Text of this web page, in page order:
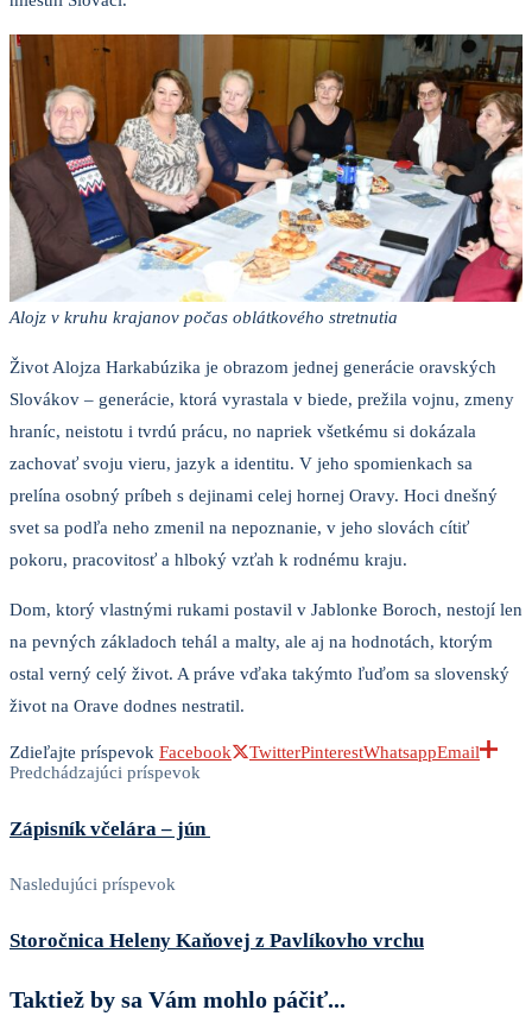
Alojz v kruhu krajanov počas oblátkového stretnutia
Život Alojza Harkabúzika je obrazom jednej generácie oravských
Slovákov – generácie, ktorá vyrastala v biede, prežila vojnu, zmeny
hraníc, neistotu i tvrdú prácu, no napriek všetkému si dokázala
zachovať svoju vieru, jazyk a identitu. V jeho spomienkach sa
prelína osobný príbeh s dejinami celej hornej Oravy. Hoci dnešný
svet sa podľa neho zmenil na nepoznanie, v jeho slovách cítiť
pokoru, pracovitosť a hlboký vzťah k rodnému kraju.
Dom, ktorý vlastnými rukami postavil v Jablonke Boroch, nestojí len
na pevných základoch tehál a malty, ale aj na hodnotách, ktorým
ostal verný celý život. A práve vďaka takýmto ľuďom sa slovenský
život na Orave dodnes nestratil.
Zdieľajte príspevok Facebook TwitterPinterestWhatsappEmail
Predchádzajúci príspevok
Zápisník včelára – jún
Nasledujúci príspevok
Storočnica Heleny Kaňovej z Pavlíkovho vrchu
Taktiež by sa Vám mohlo páčiť...